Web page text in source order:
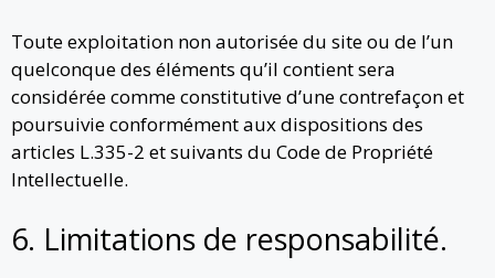
Toute exploitation non autorisée du site ou de l’un
quelconque des éléments qu’il contient sera
considérée comme constitutive d’une contrefaçon et
poursuivie conformément aux dispositions des
articles L.335-2 et suivants du Code de Propriété
Intellectuelle.
6. Limitations de responsabilité.